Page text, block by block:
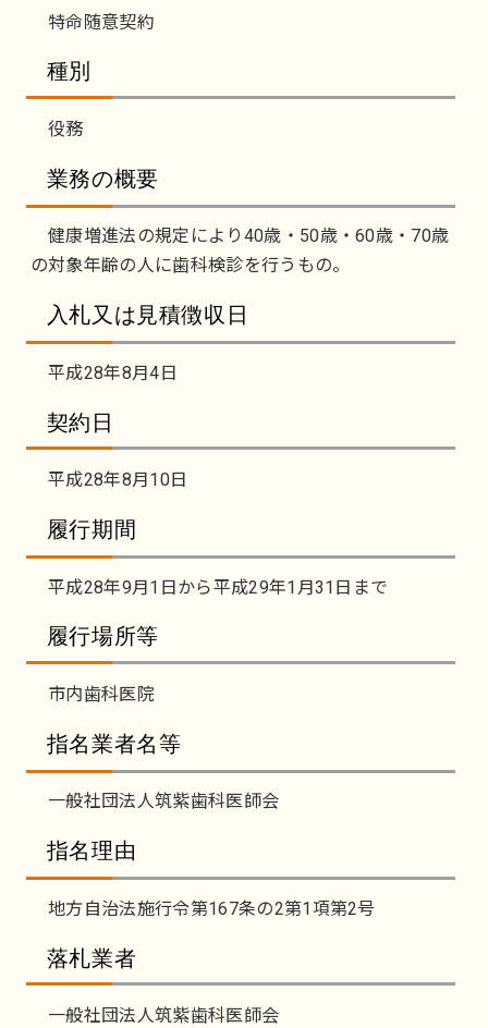
特命随意契約
種別
役務
業務の概要
健康増進法の規定により40歳・50歳・60歳・70歳
の対象年齢の人に歯科検診を行うもの。
入札又は見積徴収日
平成28年8月4日
契約日
平成28年8月10日
履行期間
平成28年9月1日から平成29年1月31日まで
履行場所等
市内歯科医院
指名業者名等
一般社団法人筑紫歯科医師会
指名理由
地方自治法施行令第167条の2第1項第2号
落札業者
一般社団法人筑紫歯科医師会